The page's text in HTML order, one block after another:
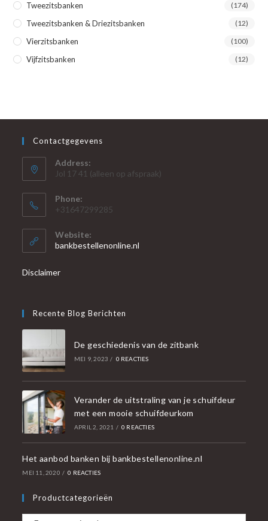
Tweezitsbanken (174)
Tweezitsbanken & Driezitsbanken (12)
Vierzitsbanken (100)
Vijfzitsbanken (12)
Contactgegevens
Address:
Jol 17 41 (alleen op afspraak)
Phone:
+31647299285
Website:
bankbestellenonline.nl
Disclaimer
Recente Blog Berichten
De geschiedenis van de zitbank
MEI 9, 2023 / 0 REACTIES
Verander de uitstraling van je schuifdeur
met een mooie schuifdeurkom
APRIL 2, 2021 / 0 REACTIES
Het aanbod banken bij bankbestellenonline.nl
MEI 11, 2020 / 0 REACTIES
Productcategorieën